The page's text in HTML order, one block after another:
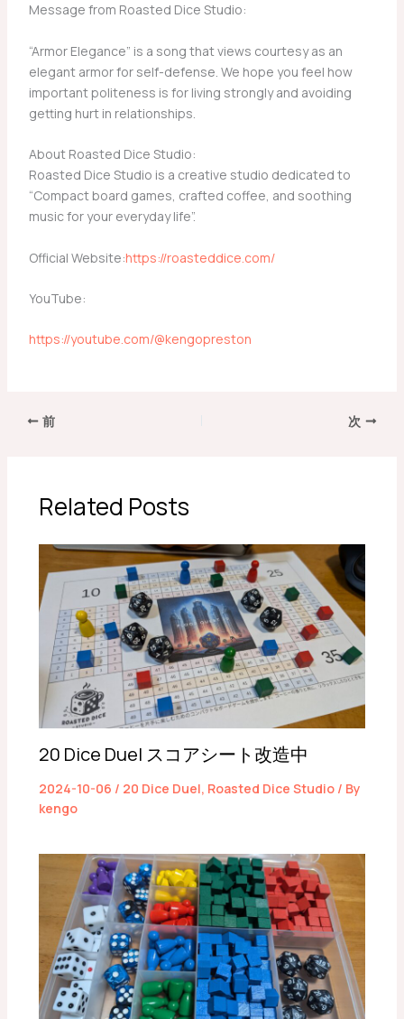
Message from Roasted Dice Studio:
“Armor Elegance” is a song that views courtesy as an
elegant armor for self-defense. We hope you feel how
important politeness is for living strongly and avoiding
getting hurt in relationships.
About Roasted Dice Studio:
Roasted Dice Studio is a creative studio dedicated to
“Compact board games, crafted coffee, and soothing
music for your everyday life”.
Official Website:https://roasteddice.com/
YouTube:
https://youtube.com/@kengopreston
前 次
Related Posts
20 Dice Duel スコアシート改造中
2024-10-06 / 20 Dice Duel, Roasted Dice Studio/ By
kengo